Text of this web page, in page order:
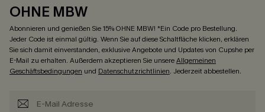
OHNE MBW
Abonnieren und genießen Sie 15% OHNE MBW! *Ein Code pro Bestellung.
Jeder Code ist einmal gültig. Wenn Sie auf diese Schaltfläche klicken, erklären
Sie sich damit einverstanden, exklusive Angebote und Updates von Cupshe per
E-Mail zu erhalten. Außerdem akzeptieren Sie unsereAllgemeinen
Geschäftsbedingungen und Datenschutzrichtlinien. Jederzeit abbestellen.